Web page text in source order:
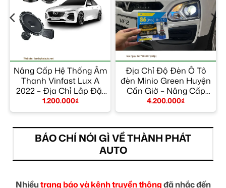
Nâng Cấp Hệ Thống Âm
Thanh Vinfast Lux A
2022 – Địa Chỉ Lắp Đặt
Uy Tín TPHCM
1.200.000₫
Địa Chỉ Độ Đèn Ô Tô
đèn Minio Green Huyện
Cần Giờ – Nâng Cấp
Chính Hãng
4.200.000₫
BÁO CHÍ NÓI GÌ VỀ THÀNH PHÁT
AUTO
Nhiềutrang báo và kênh truyền thôngđã nhắc đến